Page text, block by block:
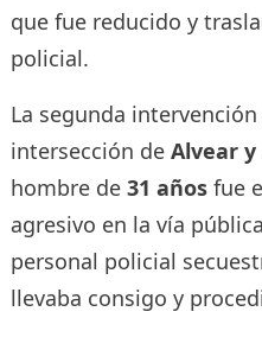
que fue reducido y
policial.
La segunda
intersección de Alvear
hombre de 31 añosfue
agresivo en la vía
personal policial
llevaba consigo y